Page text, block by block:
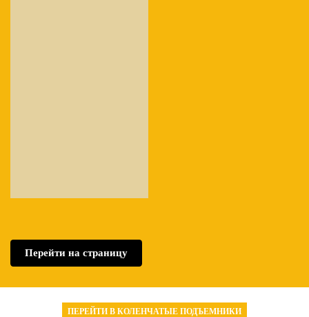
Перейти на страницу
ПЕРЕЙТИ В КОЛЕНЧАТЫЕ ПОДЪЕМНИКИ